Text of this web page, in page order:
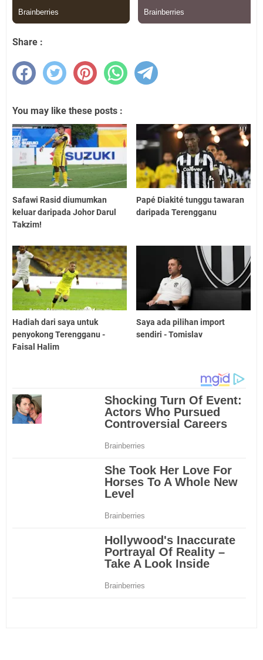
Share :
You may like these posts :
Safawi Rasid diumumkan
keluar daripada Johor Darul
Takzim!
Papé Diakité tunggu tawaran
daripada Terengganu
Hadiah dari saya untuk
penyokong Terengganu -
Faisal Halim
Saya ada pilihan import
sendiri - Tomislav